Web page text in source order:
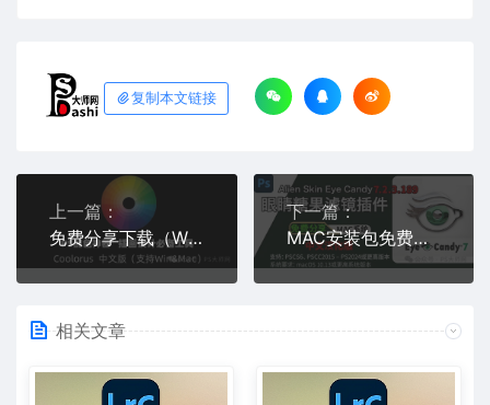
复制本文链接
上一篇：
免费分享下载（Win/Mac）最新PS2025色环色轮ai插件Coolorus 2.7.1中文汉化版配色调色手绘色板PS2026
下一篇：
MAC安装包免费分享下载PS2024眼睛糖果滤镜插件Alien Skin Eye Candy V7.2.3.189中文汉化破解版
相关文章